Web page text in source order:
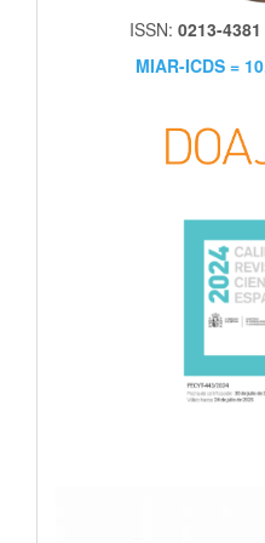
ISSN: 0213-4381
MIAR-ICDS =